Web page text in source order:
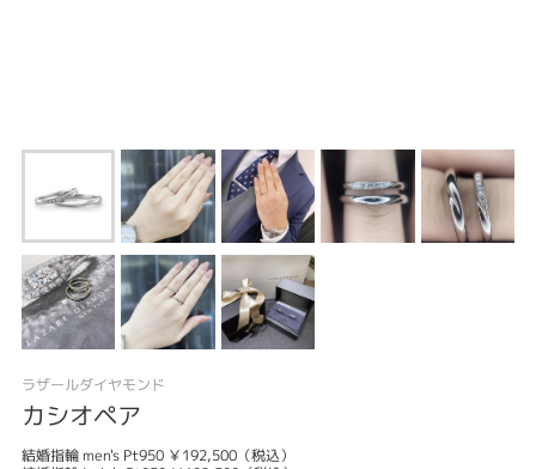
ラザールダイヤモンド
カシオペア
結婚指輪 men's Pt950 ￥192,500（税込）